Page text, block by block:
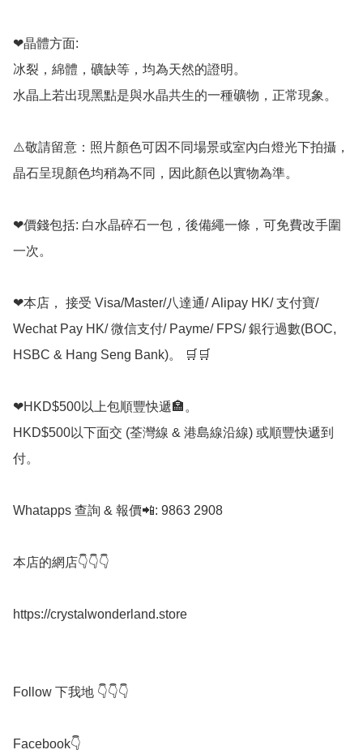
❤晶體方面:
冰裂，綿體，礦缺等，均為天然的證明。
水晶上若出現黑點是與水晶共生的一種礦物，正常現象。
⚠️敬請留意：照片顏色可因不同場景或室內白燈光下拍攝，
晶石呈現顏色均稍為不同，因此顏色以實物為準。
❤價錢包括: 白水晶碎石一包，後備繩一條，可免費改手圍
一次。
❤本店， 接受 Visa/Master/八達通/ Alipay HK/ 支付寶/
Wechat Pay HK/ 微信支付/ Payme/ FPS/ 銀行過數(BOC,
HSBC & Hang Seng Bank)。 🛒🛒
❤HKD$500以上包順豐快遞🏣。
HKD$500以下面交 (荃灣線 & 港島線沿線) 或順豐快遞到
付。
Whatapps 查詢 & 報價📲: 9863 2908
本店的網店👇👇👇
https://crystalwonderland.store
Follow 下我地 👇👇👇
Facebook👇